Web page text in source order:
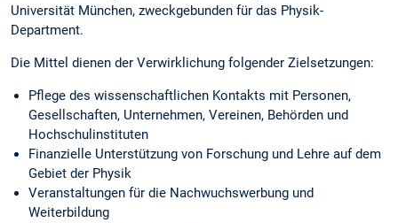
Universität München, zweckgebunden für das Physik-
Department.
Die Mittel dienen der Verwirklichung folgender Zielsetzungen:
Pflege des wissenschaftlichen Kontakts mit Personen,
Gesellschaften, Unternehmen, Vereinen, Behörden und
Hochschulinstituten
Finanzielle Unterstützung von Forschung und Lehre auf dem
Gebiet der Physik
Veranstaltungen für die Nachwuchswerbung und
Weiterbildung